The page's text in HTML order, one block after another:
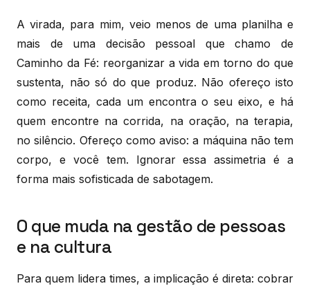
A virada, para mim, veio menos de uma planilha e
mais de uma decisão pessoal que chamo de
Caminho da Fé: reorganizar a vida em torno do que
sustenta, não só do que produz. Não ofereço isto
como receita, cada um encontra o seu eixo, e há
quem encontre na corrida, na oração, na terapia,
no silêncio. Ofereço como aviso: a máquina não tem
corpo, e você tem. Ignorar essa assimetria é a
forma mais sofisticada de sabotagem.
O que muda na gestão de pessoas
e na cultura
Para quem lidera times, a implicação é direta: cobrar